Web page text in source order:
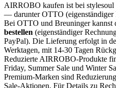
AIRROBO kaufen ist bei stylesoul
— darunterOTTO
Bei OTTO und Breuninger kannst
bestellen (eigenständiger
PayPal). Die Lieferung erfolgt in
Werktagen, mit 14-30 Tagen
Reduzierte AIRROBO-Produkte
Friday, Summer Sale und Winter
Premium-Marken sind
Sale-Aktionen. Für Details zu